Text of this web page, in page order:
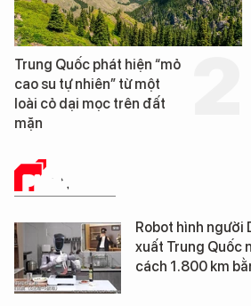
Trung Quốc phát hiện “mỏ
cao su tự nhiên” từ một
loài cỏ dại mọc trên đất
mặn
PHÂN TÍCH
Robot hình người
xuất Trung Quốc
cách 1.800 km